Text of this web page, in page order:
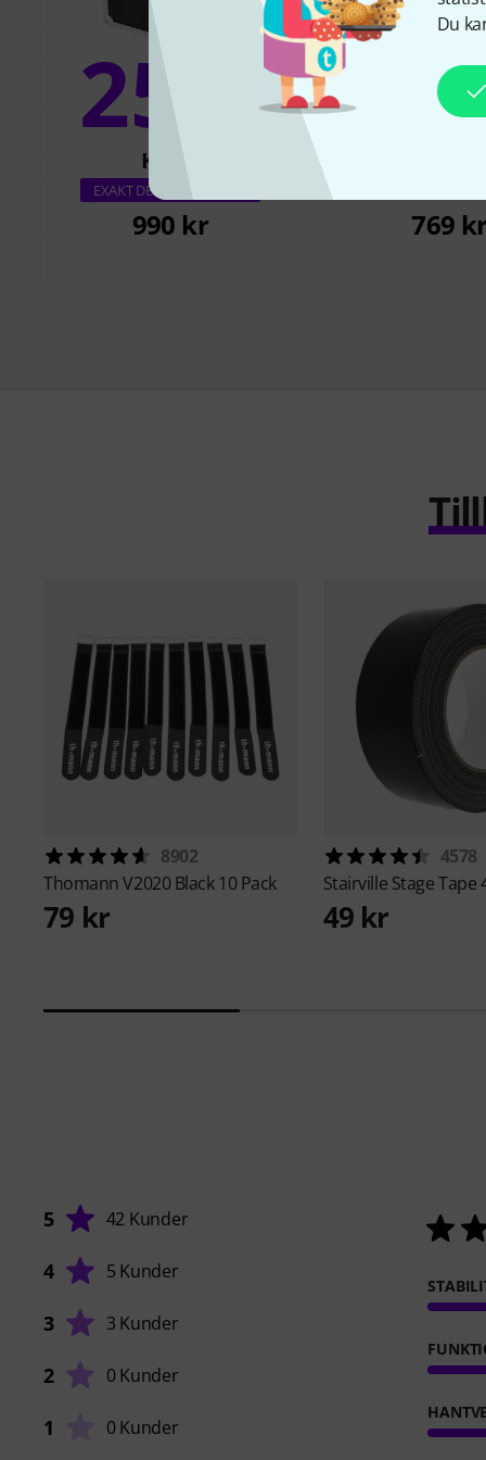
Du
25%
KÖPT
EXAKT DENNA PRODUKT
990 kr 769
8902
ThomannV2020 Black 10 Pack
79 kr
4578
Stairville Stage Tape
49 kr
5 42 Kunder
4 5 Kunder
3 3 Kunder
2 0 Kunder
1 0 Kunder